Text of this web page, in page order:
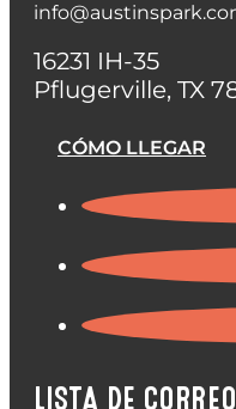
16231 IH-35
Pflugerville, TX
CÓMO LLEGAR
LISTA DE CORREO